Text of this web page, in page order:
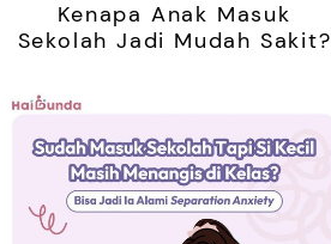
Kenapa Anak Masuk
Sekolah Jadi Mudah Sakit?